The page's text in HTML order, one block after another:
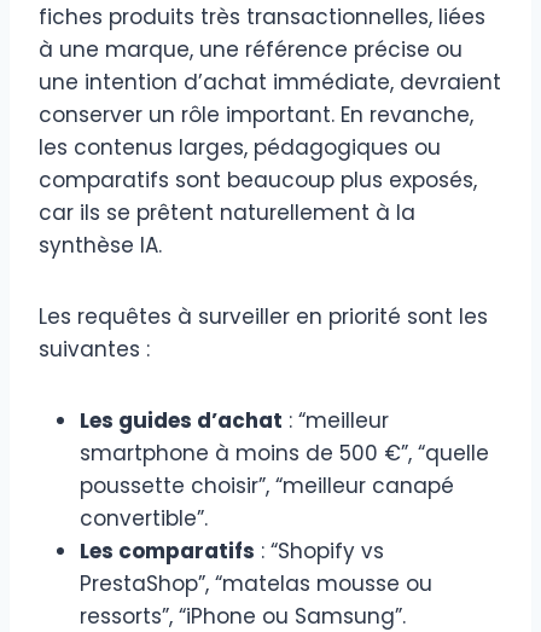
fiches produits très transactionnelles, liées
à une marque, une référence précise ou
une intention d’achat immédiate, devraient
conserver un rôle important. En revanche,
les contenus larges, pédagogiques ou
comparatifs sont beaucoup plus exposés,
car ils se prêtent naturellement à la
synthèse IA.
Les requêtes à surveiller en priorité sont les
suivantes :
Les guides d’achat : “meilleur
smartphone à moins de 500 €”, “quelle
poussette choisir”, “meilleur canapé
convertible”.
Les comparatifs : “Shopify vs
PrestaShop”, “matelas mousse ou
ressorts”, “iPhone ou Samsung”.